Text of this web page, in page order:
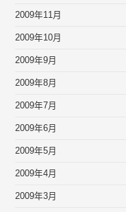
2009年11月
2009年10月
2009年9月
2009年8月
2009年7月
2009年6月
2009年5月
2009年4月
2009年3月